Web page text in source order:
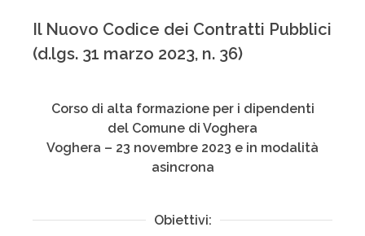
Il Nuovo Codice dei Contratti Pubblici
(d.lgs. 31 marzo 2023, n. 36)
Corso di alta formazione per i dipendenti
del Comune di Voghera
Voghera – 23 novembre 2023 e in modalità
asincrona
Obiettivi: